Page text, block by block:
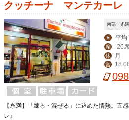
クッチーナ マンテカーレ
南部｜糸
￥ 平均
席 26席
休 月
営
2:00-
【糸満】「練る・混ぜる」に込めた情熱。五
レ』